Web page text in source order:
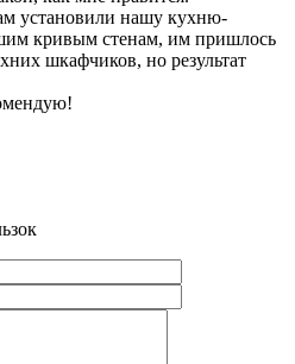
установили нашу кухню-
кривым стенам, им пришлось
шкафчиков, но результат